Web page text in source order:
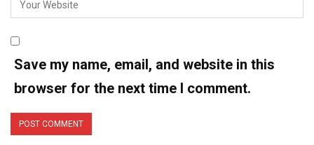
Save my name, email, and website in this
browser for the next time I comment.